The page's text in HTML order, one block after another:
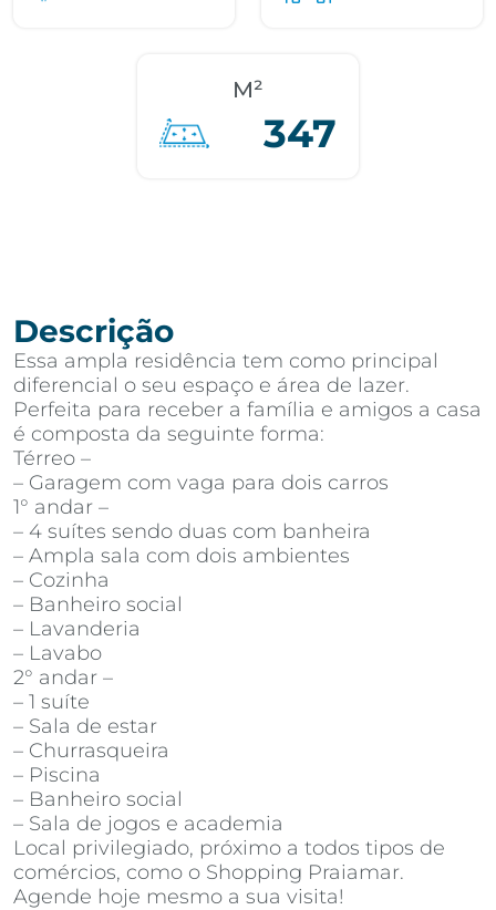
M²
347
Descrição
Essa ampla residência tem como principal
diferencial o seu espaço e área de lazer.
Perfeita para receber a família e amigos a casa
é composta da seguinte forma:
Térreo –
– Garagem com vaga para dois carros
1° andar –
– 4 suítes sendo duas com banheira
– Ampla sala com dois ambientes
– Cozinha
– Banheiro social
– Lavanderia
– Lavabo
2° andar –
– 1 suíte
– Sala de estar
– Churrasqueira
– Piscina
– Banheiro social
– Sala de jogos e academia
Local privilegiado, próximo a todos tipos de
comércios, como o Shopping Praiamar.
Agende hoje mesmo a sua visita!